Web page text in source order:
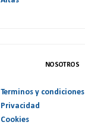
NOSOTROS
Terminos y condiciones
Privacidad
Cookies